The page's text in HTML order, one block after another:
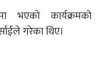
भएको कार्यक्रमको
गरेका थिए।